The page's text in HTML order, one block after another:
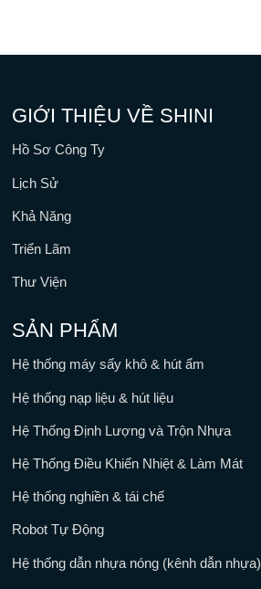
GIỚI THIỆU VỀ SHINI
Hồ Sơ Công Ty
Lịch Sử
Khả Năng
Triển Lãm
Thư Viện
SẢN PHẨM
Hệ thống máy sấy khô & hút ẩm
Hệ thống nạp liệu & hút liệu
Hệ Thống Định Lượng và Trộn Nhựa
Hệ Thống Điều Khiển Nhiệt & Làm Mát
Hệ thống nghiền & tái chế
Robot Tự Động
Hệ thống dẫn nhựa nóng (kênh dẫn nhựa)